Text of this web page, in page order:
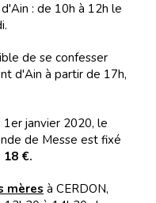
: de 10h à 12h le
de se confesser
d'Ain à partir de 17h,
janvier 2020, le
de Messe est fixé
18 €.
mères à CERDON,